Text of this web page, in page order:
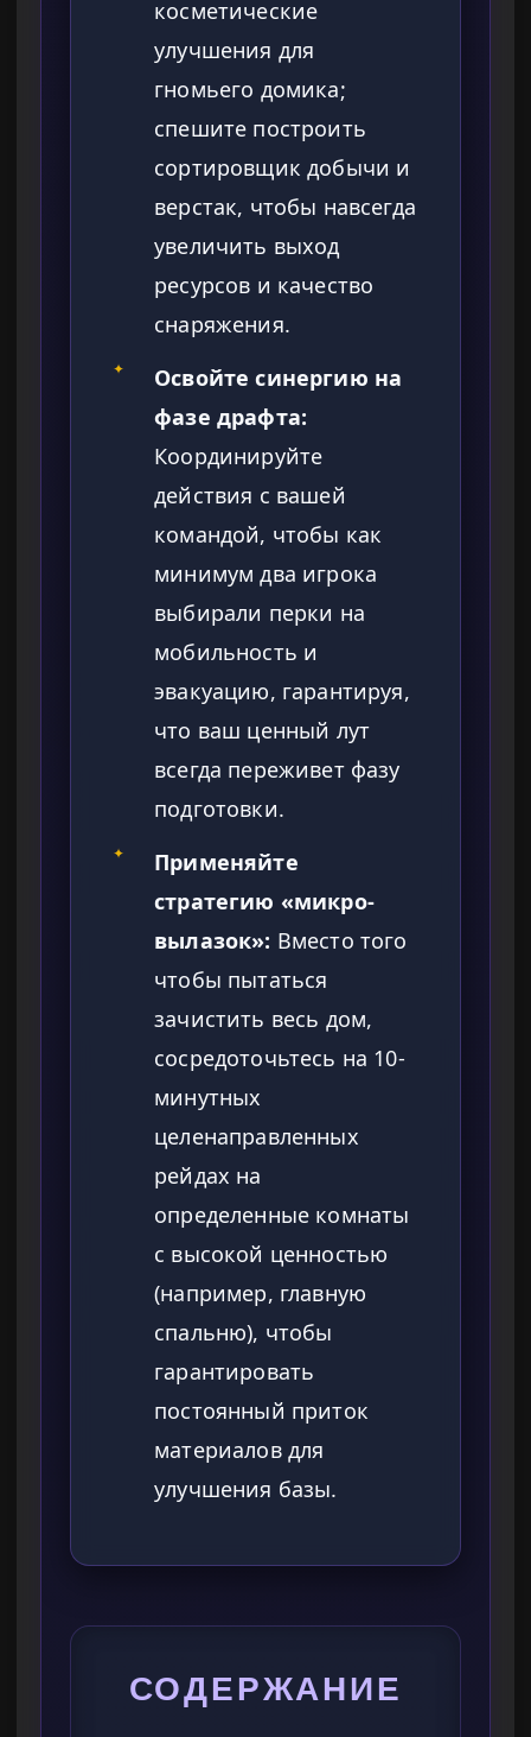
косметические
улучшения для
гномьего домика;
спешите построить
сортировщик добычи и
верстак, чтобы навсегда
увеличить выход
ресурсов и качество
снаряжения.
✦
Освойте синергию на
фазе драфта:
Координируйте
действия с вашей
командой, чтобы как
минимум два игрока
выбирали перки на
мобильность и
эвакуацию, гарантируя,
что ваш ценный лут
всегда переживет фазу
подготовки.
✦
Применяйте
стратегию «микро-
вылазок»: Вместо того
чтобы пытаться
зачистить весь дом,
сосредоточьтесь на 10-
минутных
целенаправленных
рейдах на
определенные комнаты
с высокой ценностью
(например, главную
спальню), чтобы
гарантировать
постоянный приток
материалов для
улучшения базы.
СОДЕРЖАНИЕ